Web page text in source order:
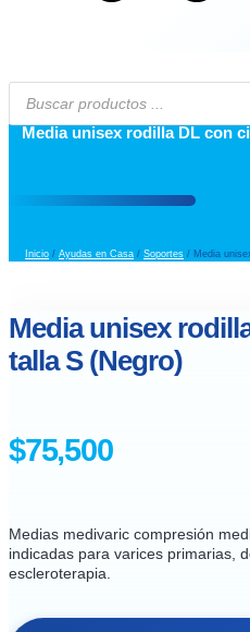
Búsqueda
deMedia unisex rodilla DL con
Inicio / Ayudas en Casa / Soportes / Media
Media unisex
talla S (Negro)
$75,500
Medias medivaric compresión
indicadas para varices primarias,
escleroterapia.